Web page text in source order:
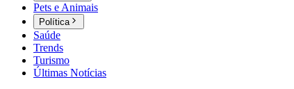
Pets e Animais
Política
Saúde
Trends
Turismo
Últimas Notícias